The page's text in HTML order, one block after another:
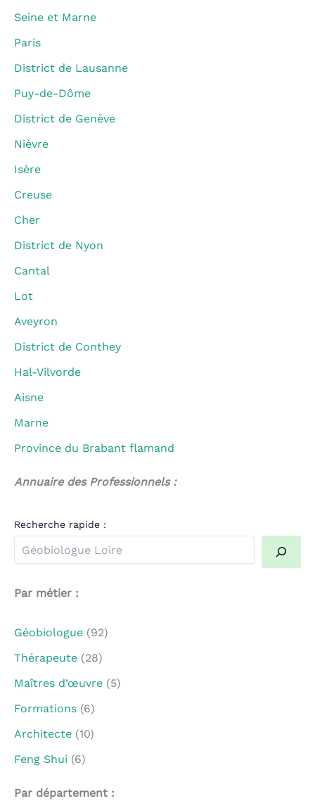
Seine et Marne
Paris
District de Lausanne
Puy-de-Dôme
District de Genève
Nièvre
Isère
Creuse
Cher
District de Nyon
Cantal
Lot
Aveyron
District de Conthey
Hal-Vilvorde
Aisne
Marne
Province du Brabant flamand
Annuaire des Professionnels :
Recherche rapide :
Par métier :
Géobiologue (92)
Thérapeute (28)
Maîtres d’œuvre (5)
Formations (6)
Architecte (10)
Feng Shui (6)
Par département :